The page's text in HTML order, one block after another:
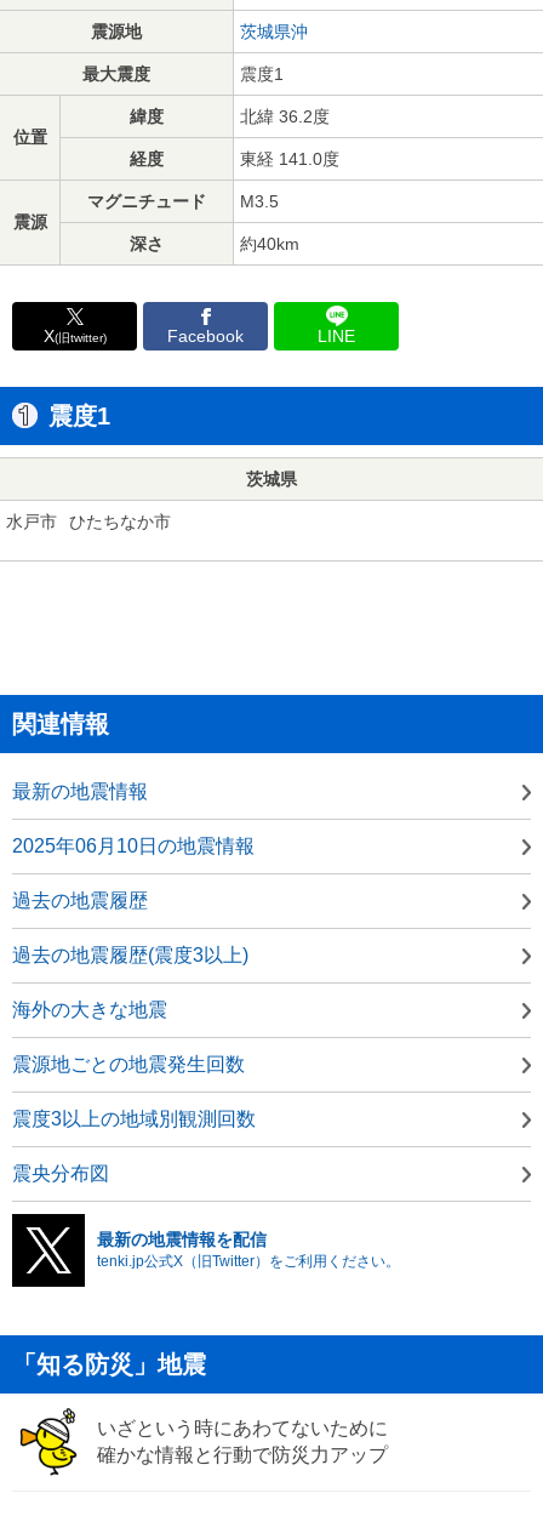
震源地 茨城県沖
最大震度 震度1
位置
緯度 北緯 36.2度
経度 東経 141.0度
震源
マグニチュード M3.5
深さ 約40km
X(旧twitter) Facebook LINE
震度1
茨城県
水戸市 ひたちなか市
関連情報
最新の地震情報
2025年06月10日の地震情報
過去の地震履歴
過去の地震履歴(震度3以上)
海外の大きな地震
震源地ごとの地震発生回数
震度3以上の地域別観測回数
震央分布図
最新の地震情報を配信
tenki.jp公式X（旧Twitter）をご利用ください。
「知る防災」地震
いざという時にあわてないために
確かな情報と行動で防災力アップ